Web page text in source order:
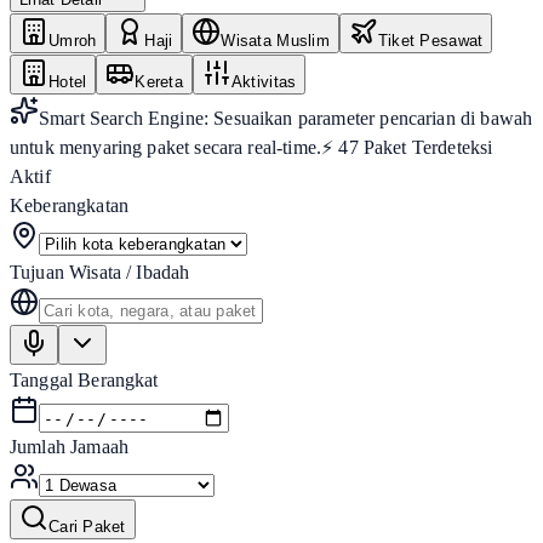
Umroh Haji Wisata Muslim Tiket Pesawat
Hotel Kereta Aktivitas
Smart Search Engine: Sesuaikan parameter pencarian di bawah
untuk menyaring paket secara real-time.⚡47Paket Terdeteksi
Aktif
Keberangkatan
Tujuan Wisata / Ibadah
Tanggal Berangkat
Jumlah Jamaah
Cari Paket